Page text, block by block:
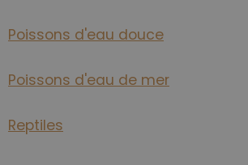
Poissons d'eau douce
Poissons d'eau de mer
Reptiles